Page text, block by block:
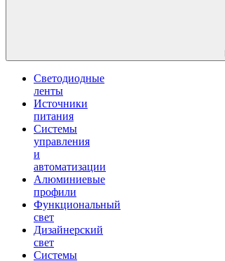
Светодиодные
ленты
Источники
питания
Системы
управления
и
автоматизации
Алюминиевые
профили
Функциональный
свет
Дизайнерский
свет
Системы